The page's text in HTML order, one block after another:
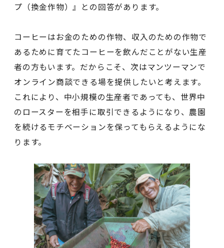
プ（換金作物）』との回答があります。
コーヒーはお金のための作物、収入のための作物で
あるために育てたコーヒーを飲んだことがない生産
者の方もいます。だからこそ、次はマンツーマンで
オンライン商談できる場を提供したいと考えます。
これにより、中小規模の生産者であっても、世界中
のロースターを相手に取引できるようになり、農園
を続けるモチベーションを保ってもらえるようにな
ります。